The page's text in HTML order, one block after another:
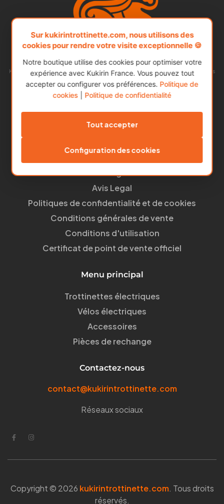
Kukirin est l’une des marques de trottinettes électriques les plus populaires
Notre succès repose sur l’alliance entre une excellente qualité et des prix
abordables, offrant ainsi la meilleure proposition du marché.
À propos de nous
Blog
Avis Legal
Politiques de confidentialité et de cookies
Conditions générales de vente
Conditions d'utilisation
Certificat de point de vente officiel
Menu principal
Trottinettes électriques
Vélos électriques
Accessoires
Pièces de rechange
Contactez-nous
contact@kukirintrottinette.com
Réseaux sociaux
Copyright © 2026 kukirintrottinette.com. Tous droits
réservés.
Sur kukirintrottinette.com, nous utilisons des
cookies pour rendre votre visite exceptionnelle 🍪
Notre boutique utilise des cookies pour optimiser votre
expérience avec Kukirin France. Vous pouvez tout
accepter ou configurer vos préférences. Politique de
cookies
Politique de confidentialité
Tout accepter
Configuration des cookies